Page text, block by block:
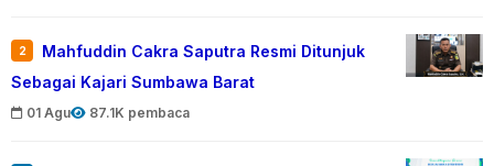
2
Mahfuddin Cakra Saputra Resmi Ditunjuk
Sebagai Kajari Sumbawa Barat
01 Agu 87.1K pembaca